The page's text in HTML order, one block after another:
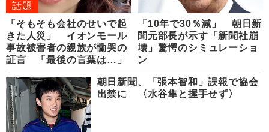
話題
「そもそも会社のせいで起
きた人災」 イオンモール
事故被害者の親族が慟哭の
証言 「最後の言葉は…」
「10年で30％減」 朝日新
聞元部長が示す「新聞社崩
壊」驚愕のシミュレーショ
ン
朝日新聞、「張本智和」誤報で協会
出禁に 〈水谷隼と握手せず〉